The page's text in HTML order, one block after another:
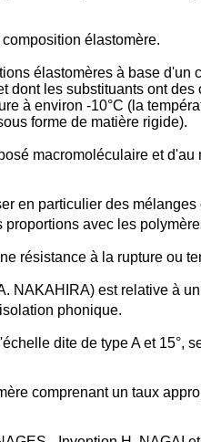
élastomère.
élastomères à base
les substituants ont
à environ -10°C (la
forme de matière rigide).
macromoléculaire et
en particulier des
proportions avec les
résistance à la rupture ou
NAKAHIRA) est relative à
phonique.
dite de type A et 15°,
comprenant un taux